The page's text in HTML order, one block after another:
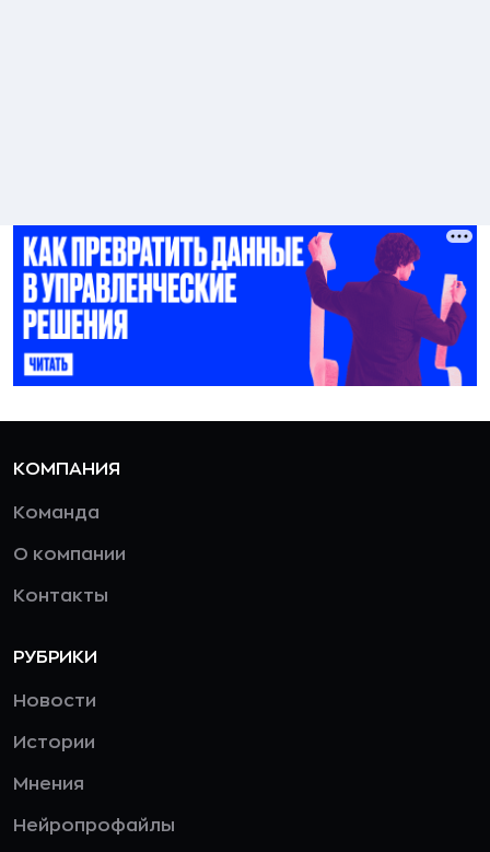
КОМПАНИЯ
Команда
О компании
Контакты
РУБРИКИ
Новости
Истории
Мнения
Нейропрофайлы